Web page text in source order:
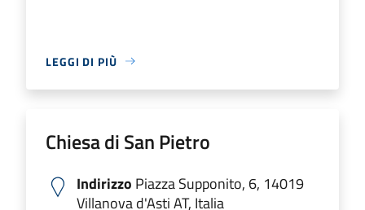
LEGGI DI PIÙ
Chiesa di San Pietro
Indirizzo Piazza Supponito, 6, 14019
Villanova d'Asti AT, Italia